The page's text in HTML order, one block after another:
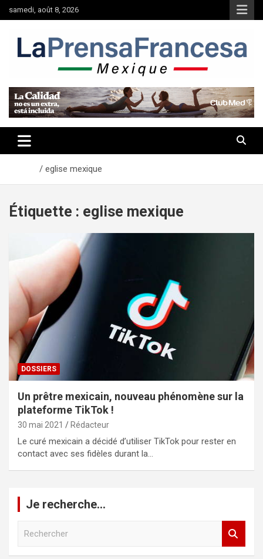
au
samedi, août 8, 2026
eglise mexique
Étiquette : eglise mexique
DOSSIERS
Un prêtre mexicain, nouveau phénomène sur la
plateforme TikTok !
30 mai 2021 Rédacteur
Le curé mexicain a décidé d’utiliser TikTok pour rester en
contact avec ses fidèles durant la…
Je recherche…